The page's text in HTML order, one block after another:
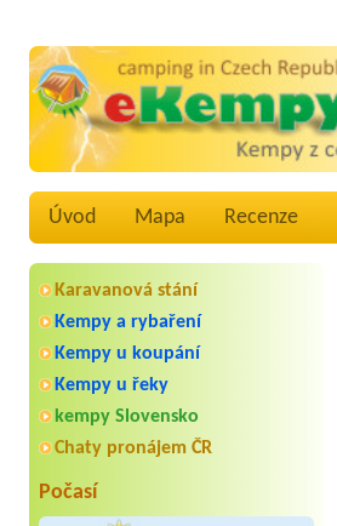
Úvod Mapa Recenze
Karavanová stání
Kempy a rybaření
Kempy u koupání
Kempy u řeky
kempy Slovensko
Chaty pronájem ČR
Počasí